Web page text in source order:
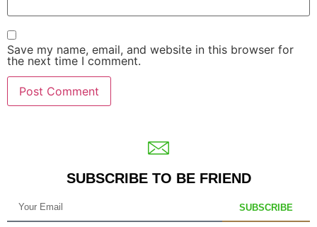
Save my name, email, and website in this browser for
the next time I comment.
SUBSCRIBE TO BE FRIEND
SUBSCRIBE